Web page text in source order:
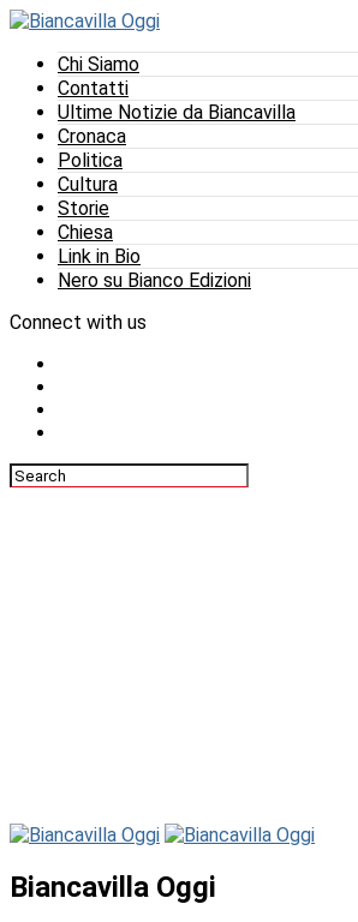
Chi Siamo
Contatti
Ultime Notizie da Biancavilla
Cronaca
Politica
Cultura
Storie
Chiesa
Link in Bio
Nero su Bianco Edizioni
Connect with us
Biancavilla Oggi